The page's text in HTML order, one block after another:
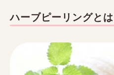
ハーブピーリングとは